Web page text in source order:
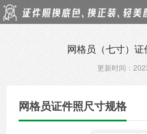
网格员（七寸）
更新时间：
网格员证件照尺寸规格